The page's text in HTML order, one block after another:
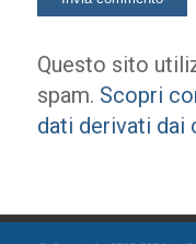
Questo sito
spam. Scopri
dati derivati dai